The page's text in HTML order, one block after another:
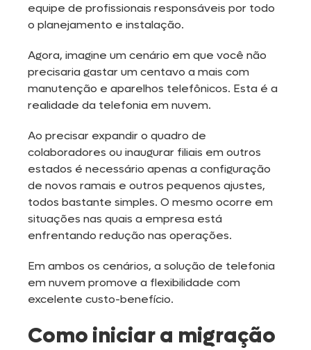
equipe de profissionais responsáveis por todo
o planejamento e instalação.
Agora, imagine um cenário em que você não
precisaria gastar um centavo a mais com
manutenção e aparelhos telefônicos. Esta é a
realidade da telefonia em nuvem.
Ao precisar expandir o quadro de
colaboradores ou inaugurar filiais em outros
estados é necessário apenas a configuração
de novos ramais e outros pequenos ajustes,
todos bastante simples. O mesmo ocorre em
situações nas quais a empresa está
enfrentando redução nas operações.
Em ambos os cenários, a solução de telefonia
em nuvem promove a flexibilidade com
excelente custo-benefício.
Como iniciar a migração